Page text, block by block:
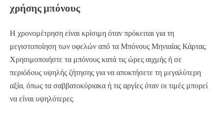
χρήσης μπόνους
Η χρονομέτρηση είναι κρίσιμη όταν πρόκειται για τη
μεγιστοποίηση των οφελών από τα Μπόνους Μηνιαίας Κάρτας.
Χρησιμοποιήστε τα μπόνους κατά τις ώρες αιχμής ή σε
περιόδους υψηλής ζήτησης για να αποκτήσετε τη μεγαλύτερη
αξία, όπως τα σαββατοκύριακα ή τις αργίες όταν οι τιμές μπορεί
να είναι υψηλότερες.